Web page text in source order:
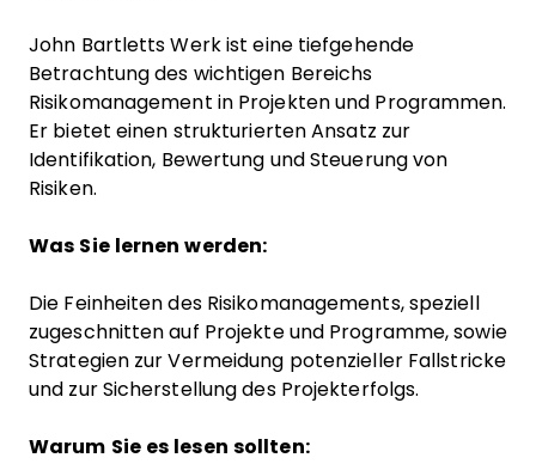
John Bartletts Werk ist eine tiefgehende
Betrachtung des wichtigen Bereichs
Risikomanagement in Projekten und Programmen.
Er bietet einen strukturierten Ansatz zur
Identifikation, Bewertung und Steuerung von
Risiken.
Was Sie lernen werden:
Die Feinheiten des Risikomanagements, speziell
zugeschnitten auf Projekte und Programme, sowie
Strategien zur Vermeidung potenzieller Fallstricke
und zur Sicherstellung des Projekterfolgs.
Warum Sie es lesen sollten: